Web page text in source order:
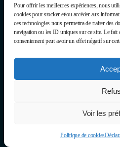
Pour offrir les meilleures expériences, nous
cookies pour stocker et/ou accéder aux
ces technologies nous permettra de traiter des
navigation ou les ID uniques sur ce site. Le fait
consentement peut avoir un effet négatif sur
Voir les
Politique de cookies